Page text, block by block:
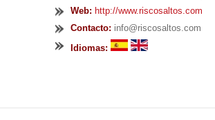
Web: http://www.riscosaltos.com
Contacto: info@riscosaltos.com
Idiomas: